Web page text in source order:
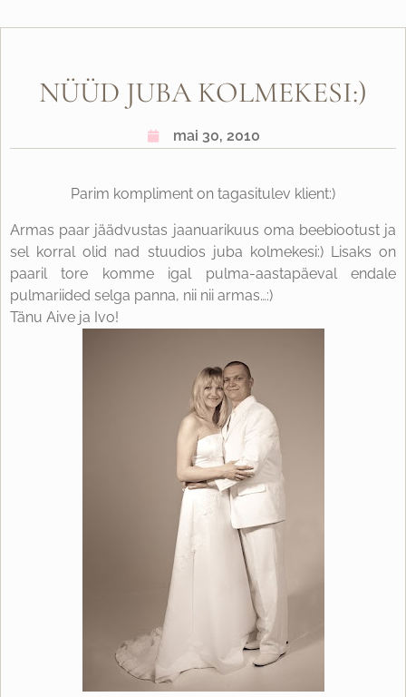
NÜÜD JUBA KOLMEKESI:)
mai 30, 2010
Parim kompliment on tagasitulev klient:)
Armas paar jäädvustas jaanuarikuus oma beebiootust ja
sel korral olid nad stuudios juba kolmekesi:) Lisaks on
paaril tore komme igal pulma-aastapäeval endale
pulmariided selga panna, nii nii armas…:)
Tänu Aive ja Ivo!